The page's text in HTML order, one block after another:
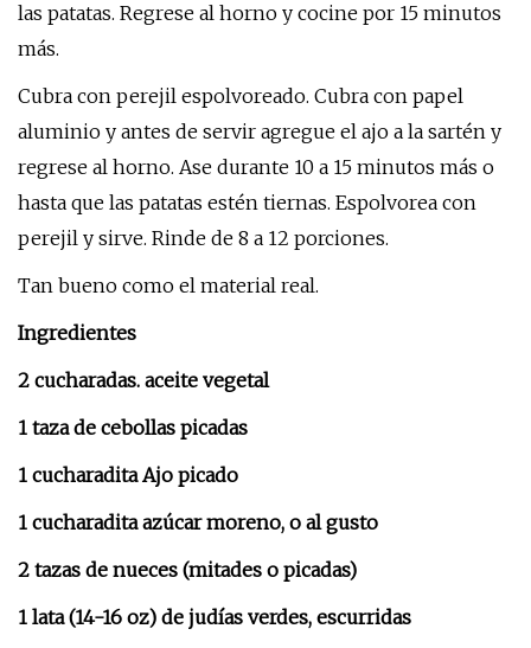
las patatas. Regrese al horno y cocine por 15 minutos
más.
Cubra con perejil espolvoreado. Cubra con papel
aluminio y antes de servir agregue el ajo a la sartén y
regrese al horno. Ase durante 10 a 15 minutos más o
hasta que las patatas estén tiernas. Espolvorea con
perejil y sirve. Rinde de 8 a 12 porciones.
Tan bueno como el material real.
Ingredientes
2 cucharadas. aceite vegetal
1 taza de cebollas picadas
1 cucharadita Ajo picado
1 cucharadita azúcar moreno, o al gusto
2 tazas de nueces (mitades o picadas)
1 lata (14-16 oz) de judías verdes, escurridas